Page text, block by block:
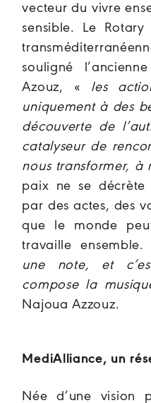
vecteur du vivre
sensible. Le
souligné
Azouz, « les
uniquement à des
découverte de
catalyseur de
nous transformer, à
paix ne se décrète
par des actes, des
que le monde
travaille ensemble.
une note, et
compose la
Najoua Azzouz.
MediAlliance, un
Née d’une vision